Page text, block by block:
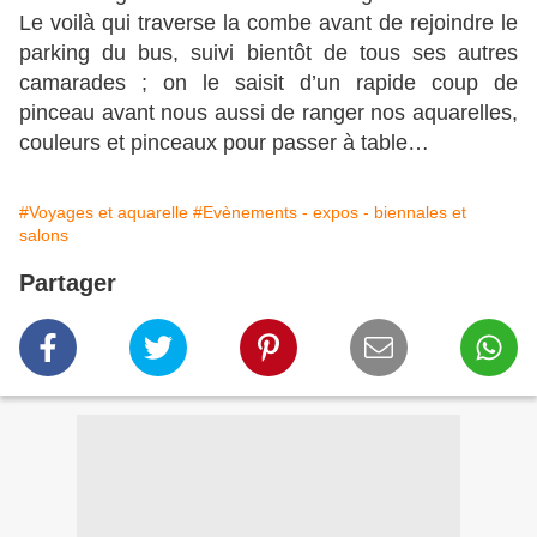
Le voilà qui traverse la combe avant de rejoindre le
parking du bus, suivi bientôt de tous ses autres
camarades ; on le saisit d’un rapide coup de
pinceau avant nous aussi de ranger nos aquarelles,
couleurs et pinceaux pour passer à table…
#Voyages et aquarelle #Evènements - expos - biennales et
salons
Partager